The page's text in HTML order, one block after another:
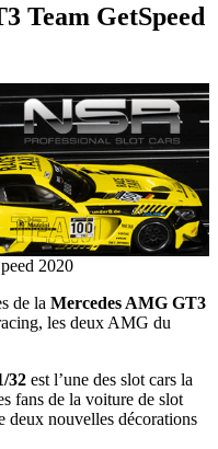
Team GetSpeed
2020
de la Mercedes AMG GT3
les deux AMG du
32 est l’une des slot cars la
fans de la voiture de slot
deux nouvelles décorations